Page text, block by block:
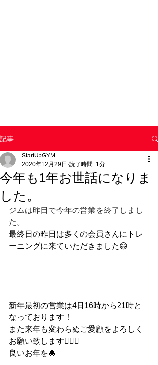
記事
今年も1年お世話になりま
した。
StartUpGYM
2020年12月29日 読了時間: 1分
ジムは昨日で今年の営業を終了しまし
た。
最終日の昨日は多くの会員さんにトレ
ーニングに来ていただきました😄
新年最初の営業は4日16時から21時と
なっております！
また来年も変わらぬご愛顧をよろしく
お願い致します🙇🏻‍♂️
良いお年を🎍